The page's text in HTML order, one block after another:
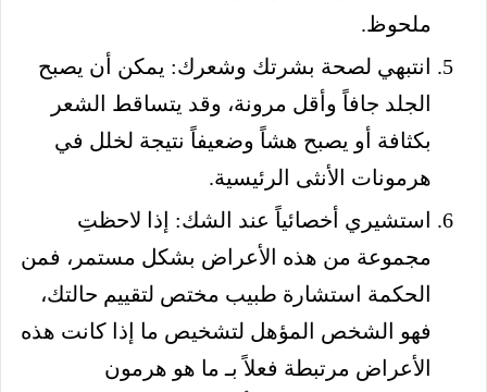
ملحوظ.
انتبهي لصحة بشرتك وشعرك: يمكن أن يصبح
الجلد جافاً وأقل مرونة، وقد يتساقط الشعر
بكثافة أو يصبح هشاً وضعيفاً نتيجة لخلل في
هرمونات الأنثى الرئيسية.
استشيري أخصائياً عند الشك: إذا لاحظتِ
مجموعة من هذه الأعراض بشكل مستمر، فمن
الحكمة استشارة طبيب مختص لتقييم حالتك،
فهو الشخص المؤهل لتشخيص ما إذا كانت هذه
الأعراض مرتبطة فعلاً بـ ما هو هرمون